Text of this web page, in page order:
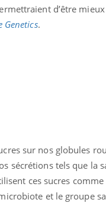
d’être
Genetics.
sur nos globules
sécrétions tels que la
ces sucres
et le groupe
de